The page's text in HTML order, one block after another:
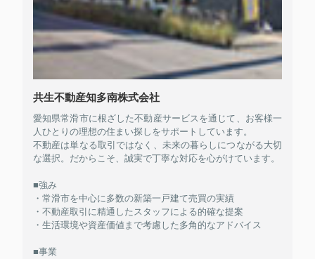
共生不動産知多南株式会社
愛知県常滑市に根ざした不動産サービスを通じて、お客様一
人ひとりの理想の住まい探しをサポートしています。
不動産は単なる取引ではなく、未来の暮らしにつながる大切
な選択。だからこそ、誠実で丁寧な対応を心がけています。
■強み
・常滑市を中心に多数の新築一戸建て売買の実績
・不動産取引に精通したスタッフによる的確な提案
・生活環境や資産価値まで考慮した多角的なアドバイス
■事業